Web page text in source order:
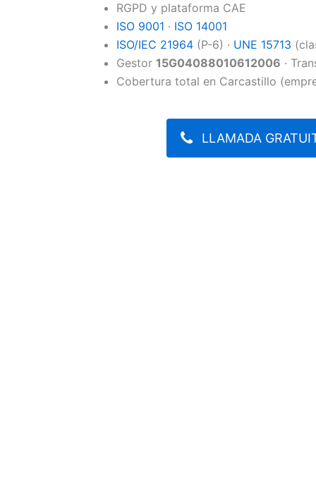
RGPD y plataforma CAE
ISO 9001 · ISO 14001
ISO/IEC 21964 (P-6) · UNE 15713
Gestor 15G04088010612006 ·
Cobertura total en Carcastillo
LLAMADA